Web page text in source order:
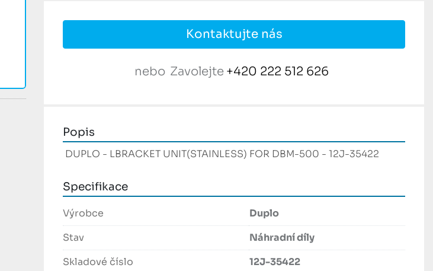
Kontaktujte nás
nebo Zavolejte +420 222 512 626
Popis
DUPLO - LBRACKET UNIT(STAINLESS) FOR DBM-500 - 12J-35422
Specifikace
Výrobce
Duplo
Stav
Náhradní díly
Skladové číslo
12J-35422